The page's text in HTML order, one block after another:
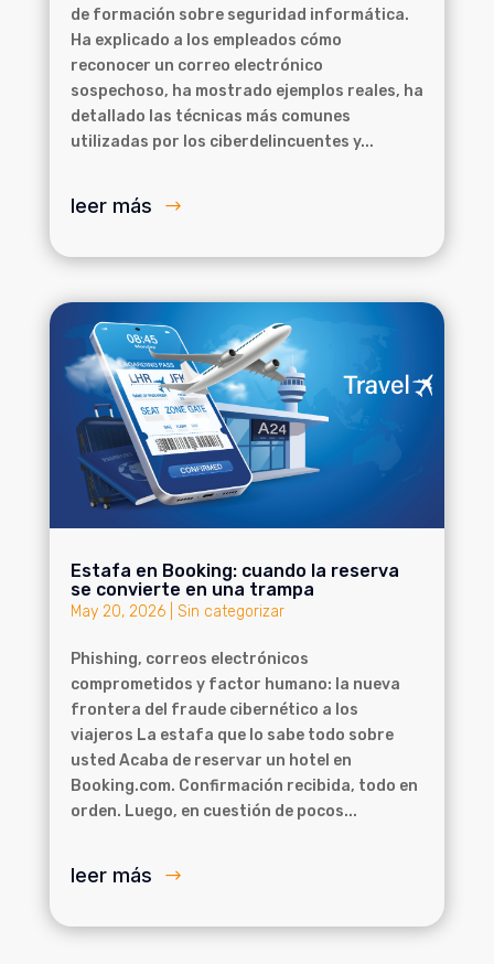
de formación sobre seguridad informática.
Ha explicado a los empleados cómo
reconocer un correo electrónico
sospechoso, ha mostrado ejemplos reales, ha
detallado las técnicas más comunes
utilizadas por los ciberdelincuentes y...
leer más
Estafa en Booking: cuando la reserva
se convierte en una trampa
May 20, 2026| Sin categorizar
Phishing, correos electrónicos
comprometidos y factor humano: la nueva
frontera del fraude cibernético a los
viajeros La estafa que lo sabe todo sobre
usted Acaba de reservar un hotel en
Booking.com. Confirmación recibida, todo en
orden. Luego, en cuestión de pocos...
leer más